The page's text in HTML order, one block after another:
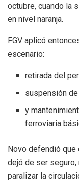
octubre, cuando la
en nivel naranja.
FGV aplicó
escenario:
retirada del
suspensión
y
ferroviaria
Novo defendió
dejó de ser
paralizar la